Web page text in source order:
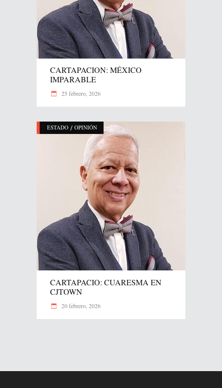
CARTAPACION: MÉXICO
IMPARABLE
25 febrero, 2026
ESTADO / OPINIÓN
CARTAPACIO: CUARESMA EN
CJTOWN
20 febrero, 2026